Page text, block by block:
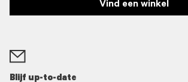
Vind een winkel
Blijf up-to-date